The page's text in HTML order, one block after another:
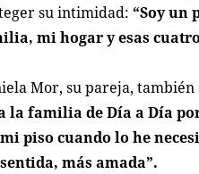
su intimidad: “Soy un
mi hogar y esas
Mor, su pareja,
la familia de Día a Día
piso cuando lo he
más amada”.